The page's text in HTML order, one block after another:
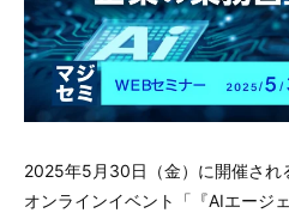
2025年5月30日（金）に開催され
オンラインイベント「『AIエージ